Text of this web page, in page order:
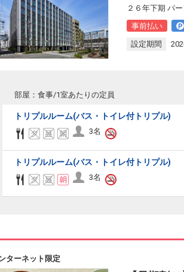
２６年下期 パ
事前払い
設定期間
部屋：食事/1室あたりの定員
トリプルルーム(バス・トイレ付トリプル)
3名
トリプルルーム(バス・トイレ付トリプル)
3名
ターネット限定